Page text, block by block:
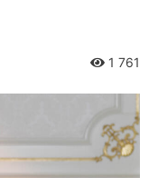
1 761